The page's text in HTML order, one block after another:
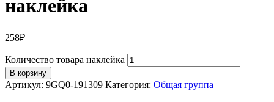
наклейка
258₽
Количество товара наклейка
В корзину
Артикул: 9GQ0-191309 Категория: Общая группа